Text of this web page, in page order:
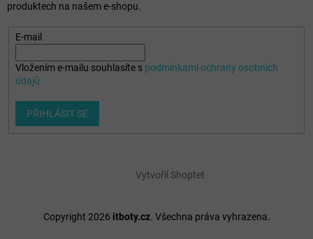
produktech na našem e-shopu.
E-mail
Vložením e-mailu souhlasíte s podmínkami ochrany osobních
údajů
PŘIHLÁSIT SE
Vytvořil Shoptet
Copyright 2026 itboty.cz. Všechna práva vyhrazena.